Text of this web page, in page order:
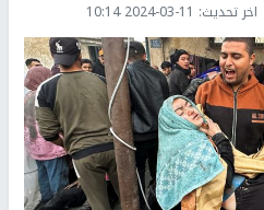
اخر تحديث: 2024-03-11 10:14